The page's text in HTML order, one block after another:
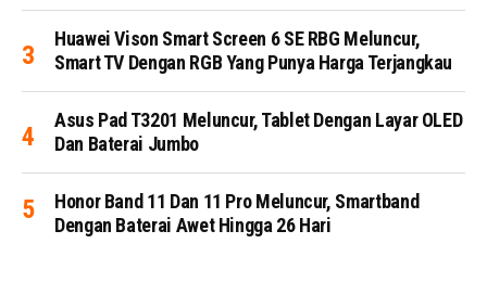
Huawei Vison Smart Screen 6 SE RBG Meluncur,
Smart TV Dengan RGB Yang Punya Harga Terjangkau
Asus Pad T3201 Meluncur, Tablet Dengan Layar OLED
Dan Baterai Jumbo
Honor Band 11 Dan 11 Pro Meluncur, Smartband
Dengan Baterai Awet Hingga 26 Hari